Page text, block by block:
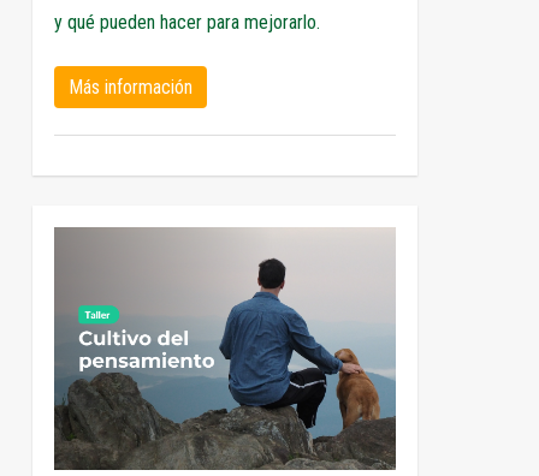
y qué pueden hacer para mejorarlo.
Más información